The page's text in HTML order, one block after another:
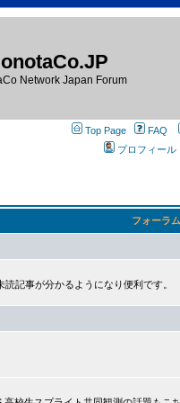
Network Japan Forum
Top Page FAQ
プロフィール
フォーラム
記事が分かるようになり便利です。